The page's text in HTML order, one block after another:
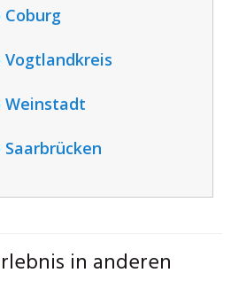
Coburg
Vogtlandkreis
Weinstadt
Saarbrücken
in anderen